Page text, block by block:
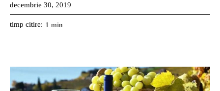
decembrie 30, 2019
timp citire: 1 min